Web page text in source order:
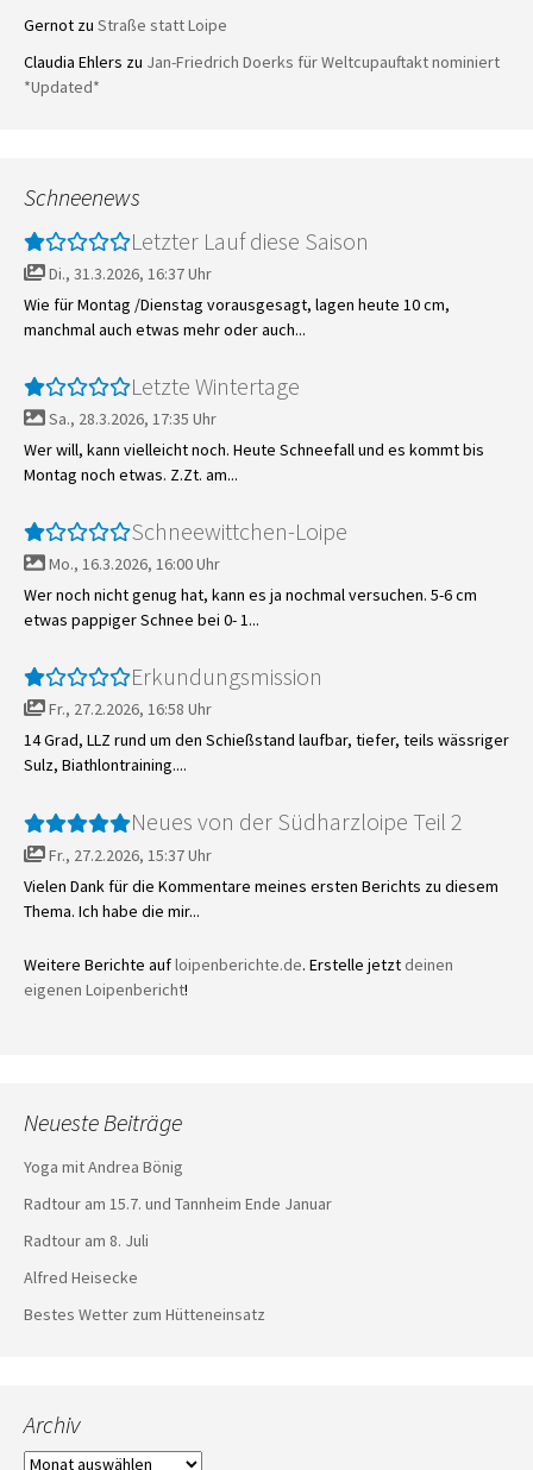
Gernot zu Straße statt Loipe
Claudia Ehlers zu Jan-Friedrich Doerks für Weltcupauftakt nominiert
*Updated*
Schneenews
Letzter Lauf diese Saison
Di., 31.3.2026, 16:37 Uhr
Wie für Montag /Dienstag vorausgesagt, lagen heute 10 cm,
manchmal auch etwas mehr oder auch...
Letzte Wintertage
Sa., 28.3.2026, 17:35 Uhr
Wer will, kann vielleicht noch. Heute Schneefall und es kommt bis
Montag noch etwas. Z.Zt. am...
Schneewittchen-Loipe
Mo., 16.3.2026, 16:00 Uhr
Wer noch nicht genug hat, kann es ja nochmal versuchen. 5-6 cm
etwas pappiger Schnee bei 0- 1...
Erkundungsmission
Fr., 27.2.2026, 16:58 Uhr
14 Grad, LLZ rund um den Schießstand laufbar, tiefer, teils wässriger
Sulz, Biathlontraining....
Neues von der Südharzloipe Teil 2
Fr., 27.2.2026, 15:37 Uhr
Vielen Dank für die Kommentare meines ersten Berichts zu diesem
Thema. Ich habe die mir...
Weitere Berichte aufloipenberichte.de. Erstelle jetzt deinen
eigenen Loipenbericht!
Neueste Beiträge
Yoga mit Andrea Bönig
Radtour am 15.7. und Tannheim Ende Januar
Radtour am 8. Juli
Alfred Heisecke
Bestes Wetter zum Hütteneinsatz
Archiv
Archiv